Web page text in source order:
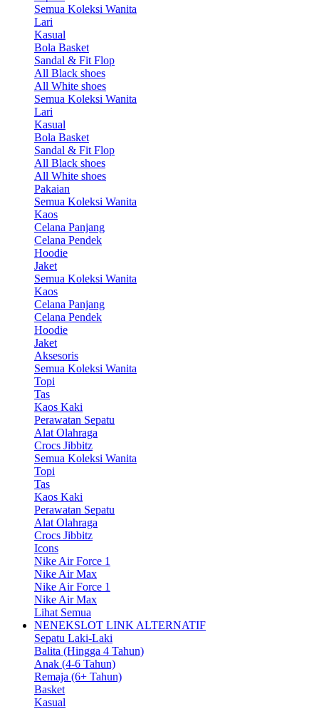
Semua Koleksi Wanita
Lari
Kasual
Bola Basket
Sandal & Fit Flop
All Black shoes
All White shoes
Semua Koleksi Wanita
Lari
Kasual
Bola Basket
Sandal & Fit Flop
All Black shoes
All White shoes
Pakaian
Semua Koleksi Wanita
Kaos
Celana Panjang
Celana Pendek
Hoodie
Jaket
Semua Koleksi Wanita
Kaos
Celana Panjang
Celana Pendek
Hoodie
Jaket
Aksesoris
Semua Koleksi Wanita
Topi
Tas
Kaos Kaki
Perawatan Sepatu
Alat Olahraga
Crocs Jibbitz
Semua Koleksi Wanita
Topi
Tas
Kaos Kaki
Perawatan Sepatu
Alat Olahraga
Crocs Jibbitz
Icons
Nike Air Force 1
Nike Air Max
Nike Air Force 1
Nike Air Max
Lihat Semua
NENEKSLOT LINK ALTERNATIF
Sepatu Laki-Laki
Balita (Hingga 4 Tahun)
Anak (4-6 Tahun)
Remaja (6+ Tahun)
Basket
Kasual